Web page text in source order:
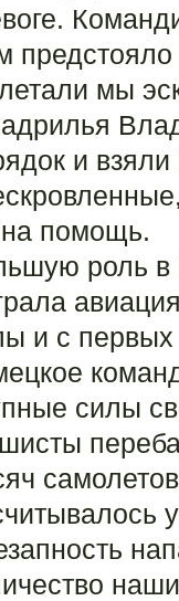
предстояло
мы
и
помощь.
роль в
и с первых
силы